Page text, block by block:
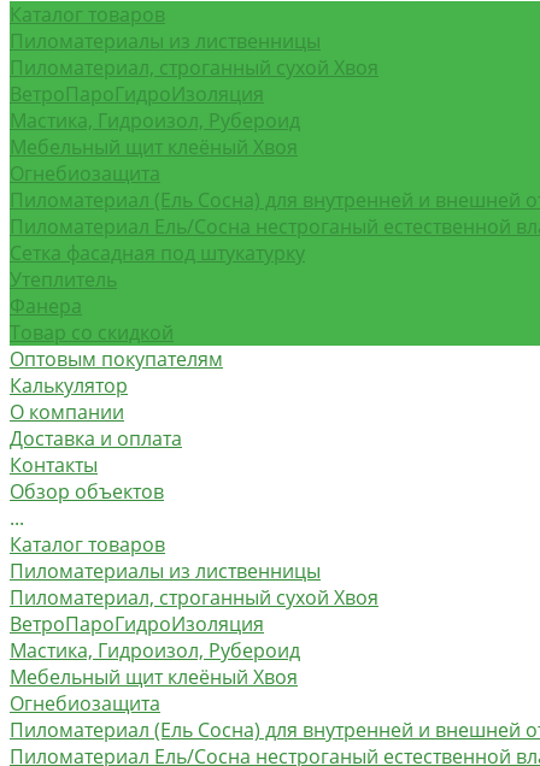
Каталог товаров
Пиломатериалы из лиственницы
Пиломатериал, строганный сухой Хвоя
ВетроПароГидроИзоляция
Мастика, Гидроизол, Рубероид
Мебельный щит клеёный Хвоя
Огнебиозащита
Пиломатериал (Ель Сосна) для внутренней и внешней
Пиломатериал Ель/Сосна нестроганый естественной
Сетка фасадная под штукатурку
Утеплитель
Фанера
Товар со скидкой
Оптовым покупателям
Калькулятор
О компании
Доставка и оплата
Контакты
Обзор объектов
...
Каталог товаров
Пиломатериалы из лиственницы
Пиломатериал, строганный сухой Хвоя
ВетроПароГидроИзоляция
Мастика, Гидроизол, Рубероид
Мебельный щит клеёный Хвоя
Огнебиозащита
Пиломатериал (Ель Сосна) для внутренней и внешней
Пиломатериал Ель/Сосна нестроганый естественной